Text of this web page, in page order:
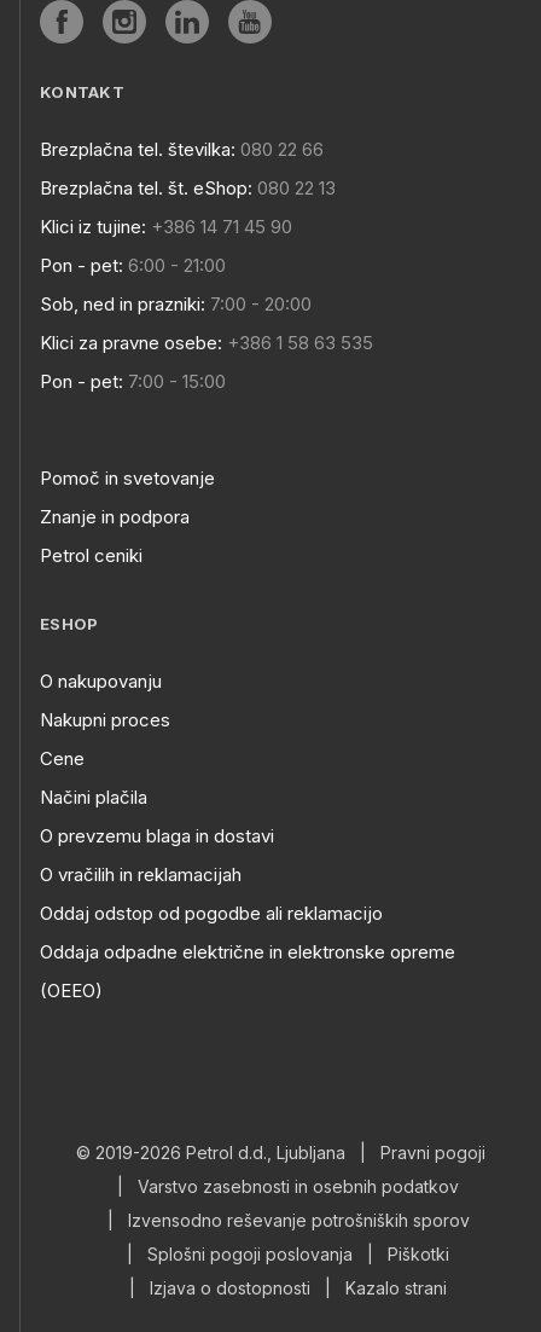
KONTAKT
Brezplačna tel. številka: 080 22 66
Brezplačna tel. št. eShop: 080 22 13
Klici iz tujine: +386 14 71 45 90
Pon - pet: 6:00 - 21:00
Sob, ned in prazniki: 7:00 - 20:00
Klici za pravne osebe: +386 1 58 63 535
Pon - pet: 7:00 - 15:00
Pomoč in svetovanje
Znanje in podpora
Petrol ceniki
ESHOP
O nakupovanju
Nakupni proces
Cene
Načini plačila
O prevzemu blaga in dostavi
O vračilih in reklamacijah
Oddaj odstop od pogodbe ali reklamacijo
Oddaja odpadne električne in elektronske opreme
(OEEO)
© 2019-2026 Petrol d.d., Ljubljana
Pravni pogoji
Varstvo zasebnosti in osebnih podatkov
Izvensodno reševanje potrošniških sporov
Splošni pogoji poslovanja
Piškotki
Izjava o dostopnosti Kazalo strani